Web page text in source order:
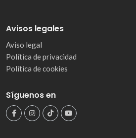
Avisos legales
Aviso legal
Política de privacidad
Política de cookies
Síguenos en